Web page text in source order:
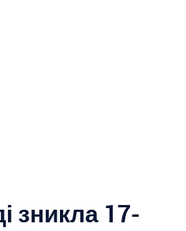
зникла 17-